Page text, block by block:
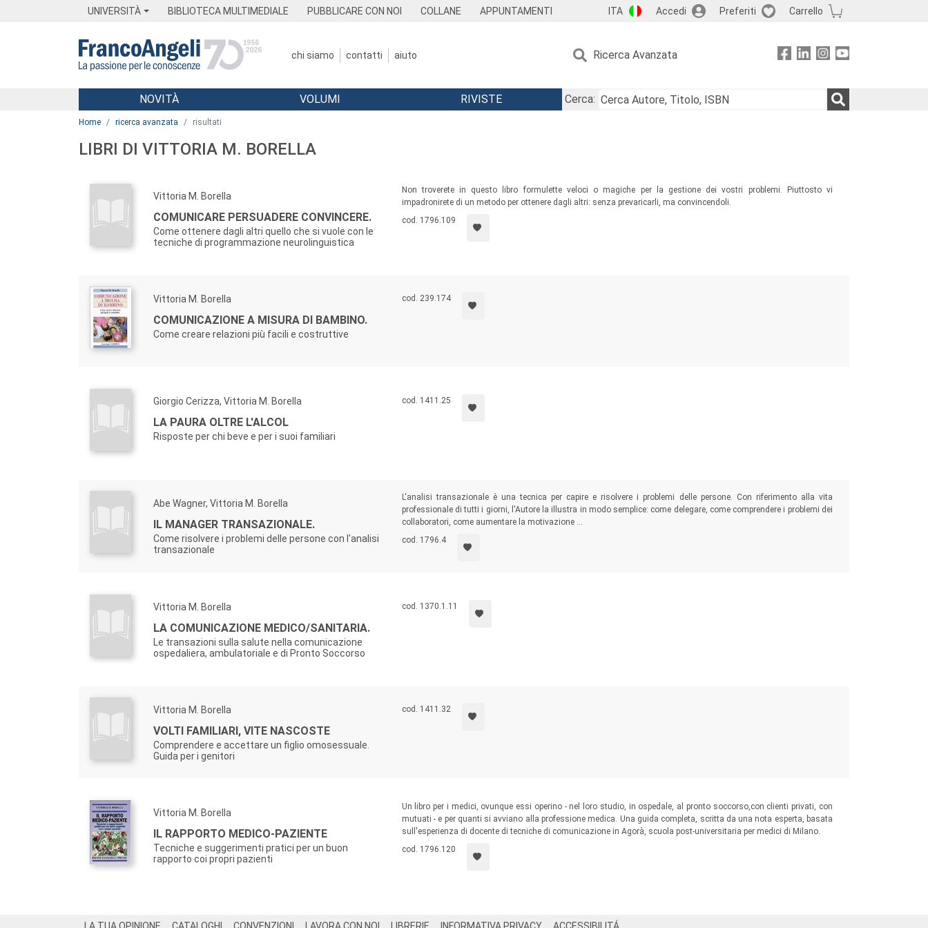
UNIVERSITÀ BIBLIOTECA MULTIMEDIALE PUBBLICARE CON NOI COLLANE APPUNTAMENTI ITA Accedi Preferiti Carrello
chi siamo contatti aiuto Ricerca Avanzata
Menu
NOVITÀ VOLUMI RIVISTE
Cerca:
Home ricerca avanzata risultati
LIBRI DI VITTORIA M. BORELLA
Vittoria M. Borella
COMUNICARE PERSUADERE CONVINCERE.
Come ottenere dagli altri quello che si vuole con le
tecniche di programmazione neurolinguistica
Non troverete in questo libro formulette veloci o magiche per la gestione dei vostri problemi. Piuttosto vi
impadronirete di un metodo per ottenere dagli altri: senza prevaricarli, ma convincendoli.
cod. 1796.109
Vittoria M. Borella
COMUNICAZIONE A MISURA DI BAMBINO.
Come creare relazioni più facili e costruttive
cod. 239.174
Giorgio Cerizza, Vittoria M. Borella
LA PAURA OLTRE L'ALCOL
Risposte per chi beve e per i suoi familiari
cod. 1411.25
Abe Wagner, Vittoria M. Borella
IL MANAGER TRANSAZIONALE.
Come risolvere i problemi delle persone con l'analisi
transazionale
L'analisi transazionale è una tecnica per capire e risolvere i problemi delle persone. Con riferimento alla vita
professionale di tutti i giorni, l'Autore la illustra in modo semplice: come delegare, come comprendere i problemi dei
collaboratori, come aumentare la motivazione ...
cod. 1796.4
Vittoria M. Borella
LA COMUNICAZIONE MEDICO/SANITARIA.
Le transazioni sulla salute nella comunicazione
ospedaliera, ambulatoriale e di Pronto Soccorso
cod. 1370.1.11
Vittoria M. Borella
VOLTI FAMILIARI, VITE NASCOSTE
Comprendere e accettare un figlio omosessuale.
Guida per i genitori
cod. 1411.32
Vittoria M. Borella
IL RAPPORTO MEDICO-PAZIENTE
Tecniche e suggerimenti pratici per un buon
rapporto coi propri pazienti
Un libro per i medici, ovunque essi operino - nel loro studio, in ospedale, al pronto soccorso,con clienti privati, con
mutuati - e per quanti si avviano alla professione medica. Una guida completa, scritta da una nota esperta, basata
sull'esperienza di docente di tecniche di comunicazione in Agorà, scuola post-universitaria per medici di Milano.
cod. 1796.120